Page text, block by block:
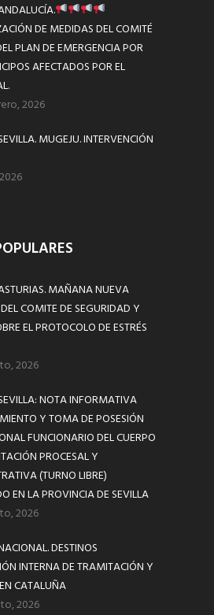
DE MEDIDAS DEL COMITÉ
PLAN DE EMERGENCIA POR
AFECTADOS POR EL
2026
MUGEJU. INTERVENCIÓN
MAÑANA NUEVA
COMITE DE SEGURIDAD Y
EL PROTOCOLO DE ESTRÉS
2026
NOTA INFORMATIVA
Y TOMA DE POSESIÓN
FUNCIONARIO DEL CUERPO
PROCESAL Y
(TURNO LIBRE)
EN LA PROVINCIA DE SEVILLA
2026
DESTINOS
INTERNA DE TRAMITACIÓN Y
CATALUÑA
2026